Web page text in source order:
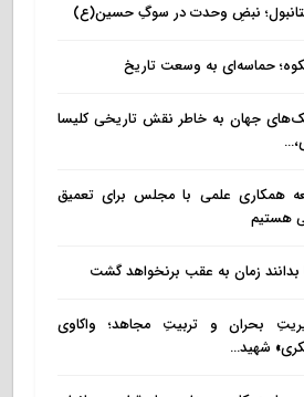
نبضِ وحدت در سوگِ حسین(ع)
حماسه‌ای به وسعت تاریخ
جهان به خاطر نقش تاریخی کلیسا
همکاری علمی با مجلس برای تعمیق
هستیم
بدانند زمان به عقب برنخواهد گشت
بحران و تربیتِ مجاهد؛ واکاوی
شهید…